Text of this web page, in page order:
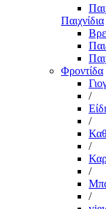
Παιχνίδια
Φροντίδα
/
/
/
/
/